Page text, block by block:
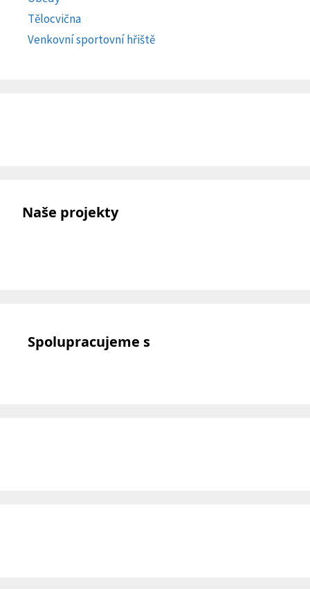
Tělocvična
Venkovní sportovní hřiště
Naše projekty
Spolupracujeme s